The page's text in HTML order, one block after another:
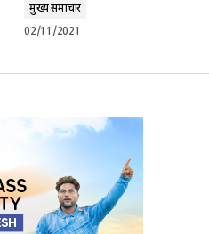
मुख्य समाचार
02/11/2021